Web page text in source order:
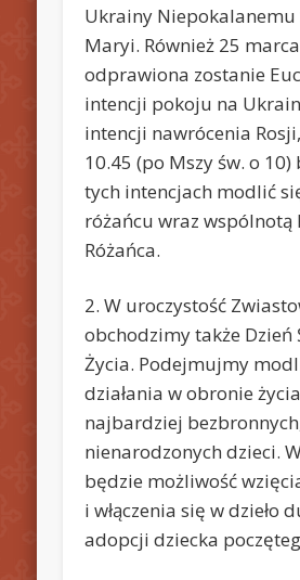
Ukrainy Niepokalanemu
Maryi. Również 25
odprawiona zostanie
intencji pokoju na
intencji nawrócenia
10.45 (po Mszy św. o
tych intencjach modlić
różańcu wraz wspólnotą
Różańca.
2. W uroczystość
obchodzimy także Dzień
Życia. Podejmujmy
działania w obronie
najbardziej
nienarodzonych dzieci.
będzie możliwość
i włączenia się w dzieło
adopcji dziecka